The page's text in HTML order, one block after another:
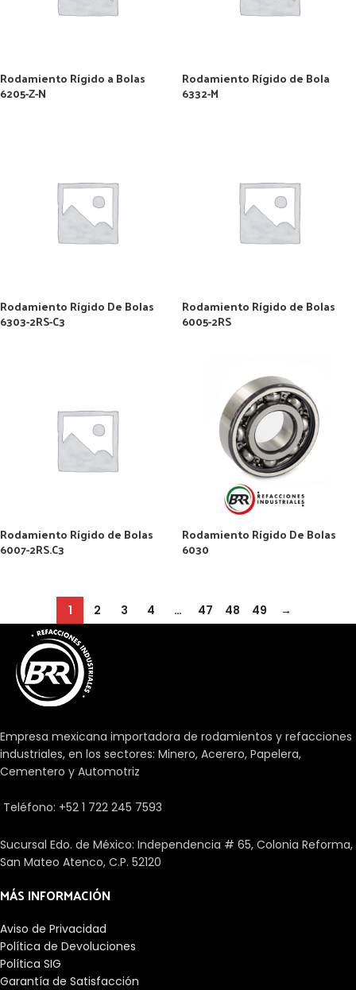
Rodamiento Rígido a Bolas
6205-Z-N
Rodamiento Rígido de Bola
6332-M
Rodamiento Rígido De Bolas
6303-2RS-C3
Rodamiento Rígido de Bolas
6005-2RS
Rodamiento Rígido de Bolas
6007-2RS.C3
Rodamiento Rígido De Bolas
6030
1 2 3 4 … 47 48 49 →
Empresa mexicana importadora de rodamientos y refacciones
industriales, en los sectores: Minero, Acerero, Papelera,
Cementero y Automotriz
Teléfono: +52 1 722 245 7593
Sucursal Edo. de México: Independencia # 65, Colonia Reforma,
San Mateo Atenco, C.P. 52120
MÁS INFORMACIÓN
Aviso de Privacidad
Política de Devoluciones
Política SIG
Garantía de Satisfacción